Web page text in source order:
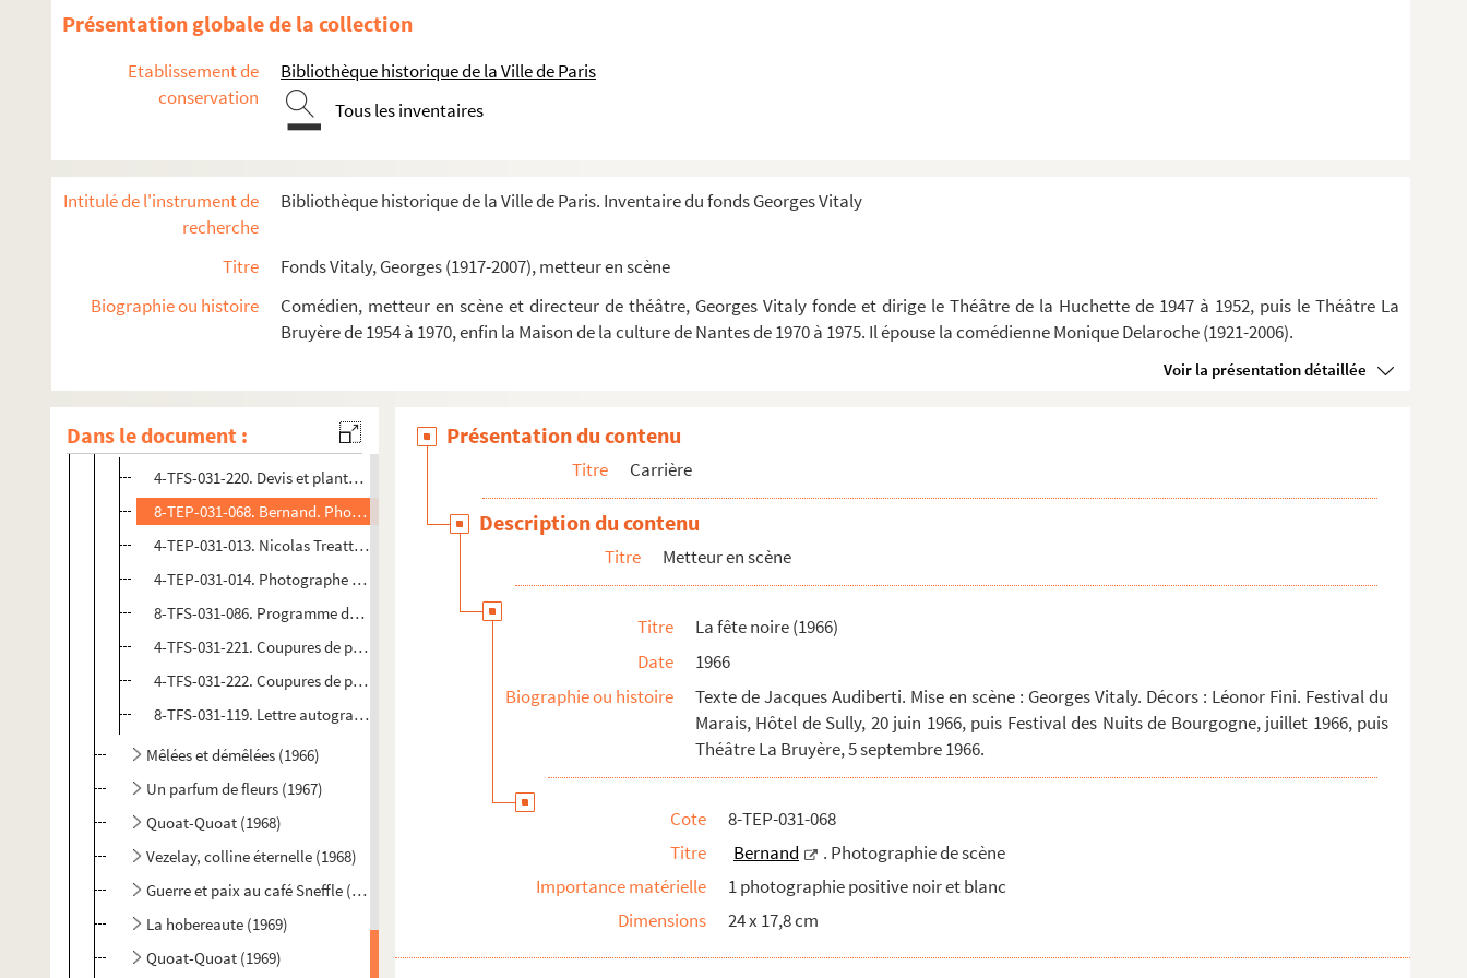
Présentation globale de la collection
Etablissement de
conservation
Bibliothèque historique de la Ville de Paris
Tous les inventaires
Intitulé de l'instrument de
recherche
Bibliothèque historique de la Ville de Paris. Inventaire du fonds Georges Vitaly
Titre
Fonds Vitaly, Georges (1917-2007), metteur en scène
Biographie ou histoire
Comédien, metteur en scène et directeur de théâtre, Georges Vitaly fonde et dirige le Théâtre de la Huchette de 1947 à 1952, puis le Théâtre La
Bruyère de 1954 à 1970, enfin la Maison de la culture de Nantes de 1970 à 1975. Il épouse la comédienne Monique Delaroche (1921-2006).
Voir la présentation détaillée
Dans le document :
Les passions contraires (1963)
Le mal court (1963)
Le mal court (1963)
Pomme, pomme, pomme (1963)
Les rustres (1963)
2+2=2 (1964)
L'avare (1965)
L'histoire de Tobie et de Sara (1965)
El Greco (1965)
Le grand cérémonial (1966)
La fête noire (1966)
4-TFS-031-220. Devis et plantation de décors pour le Festival du Marais
8-TEP-031-068. Bernand. Photographie de scène
4-TEP-031-013. Nicolas Treatt. Photographies de scène
4-TEP-031-014. Photographe non identifié. Photographies de scène
8-TFS-031-086. Programme du Festival des Nuits de Bourgogne
4-TFS-031-221. Coupures de presse pour le Festival du Marais
4-TFS-031-222. Coupures de presse pour le Théâtre La Bruyère
8-TFS-031-119. Lettre autographe d'un auteur non identifié à propos d'une interview télévisée
Mêlées et démêlées (1966)
Un parfum de fleurs (1967)
Quoat-Quoat (1968)
Vezelay, colline éternelle (1968)
Guerre et paix au café Sneffle (1969)
La hobereaute (1969)
Quoat-Quoat (1969)
Présentation du contenu
Titre Carrière
Description du contenu
Titre Metteur en scène
Titre
La fête noire (1966)
Date
1966
Biographie ou histoire
Texte de Jacques Audiberti. Mise en scène : Georges Vitaly. Décors : Léonor Fini. Festival du
Marais, Hôtel de Sully, 20 juin 1966, puis Festival des Nuits de Bourgogne, juillet 1966, puis
Théâtre La Bruyère, 5 septembre 1966.
Cote
8-TEP-031-068
Titre
Bernand
. Photographie de scène
Importance matérielle
1 photographie positive noir et blanc
Dimensions
24 x 17,8 cm